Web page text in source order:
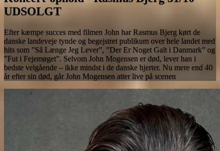
UDSOLGT
Efter kæmpe succes med filmen John har Rasmus Bjerg kørt de
danske landeveje tynde og begejstret publikum over hele landet med
hits som ”Så Længe Jeg Lever”, ”Der Er Noget Galt i Danmark” og
”Fut i Fejemøget”. Selvom John Mogensen er død, lever han i
bedste velgående – ikke mindst i de danske hjerter. Nu mere end 40
år efter sin død, går John Mogensen atter live på scenen